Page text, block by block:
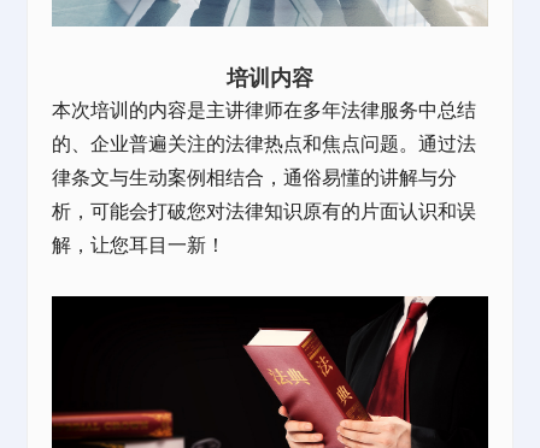
培训内容
本次培训的内容是主讲律师在多年法律服务中总结
的、企业普遍关注的法律热点和焦点问题。通过法
律条文与生动案例相结合，通俗易懂的讲解与分
析，可能会打破您对法律知识原有的片面认识和误
解，让您耳目一新！